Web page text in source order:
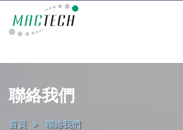
陽
技
main
聯絡我們
首頁 聯絡我們